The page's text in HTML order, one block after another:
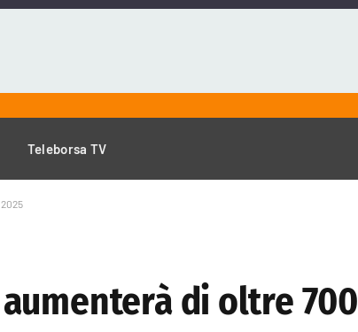
Teleborsa TV
di oltre 700